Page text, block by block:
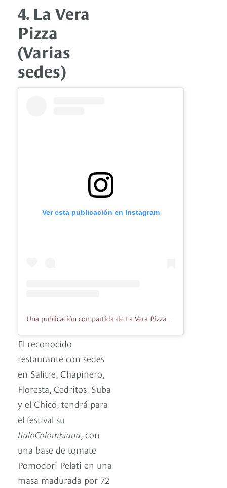
4. La Vera
Pizza
(Varias
sedes)
Ver esta publicación en Instagram
Una publicación compartida de La Vera Pizza (@laverapizzacolombia)
El reconocido
restaurante con sedes
en Salitre, Chapinero,
Floresta, Cedritos, Suba
y el Chicó, tendrá para
el festival su
ItaloColombiana, con
una base de tomate
Pomodori Pelati en una
masa madurada por 72